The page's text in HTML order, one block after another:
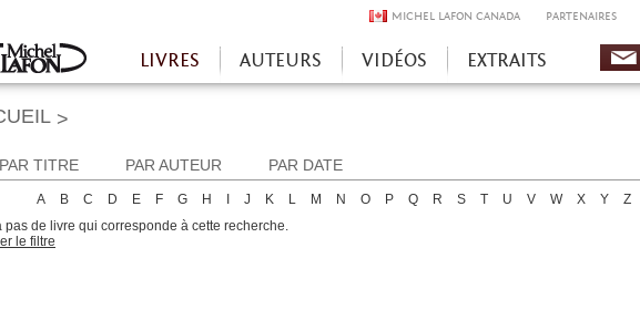
MICHEL LAFON CANADA PARTENAIRES
LIVRES AUTEURS VIDÉOS EXTRAITS
>
PAR TITRE PAR AUTEUR PAR DATE
A B C D E F G H J K L M N O P Q R S T U V W X Y
Z
pas de livre qui corresponde à cette recherche.
le filtre